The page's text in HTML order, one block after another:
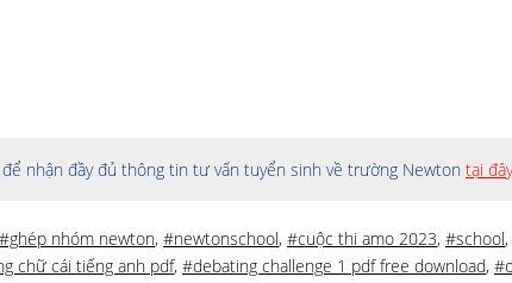
để nhận đầy đủ thông tin tư vấn tuyển sinh về trường Newton tại đây
#ghép nhóm newton, #newtonschool, #cuộc thi amo 2023, #school,
chữ cái tiếng anh pdf, #debating challenge 1 pdf free download,